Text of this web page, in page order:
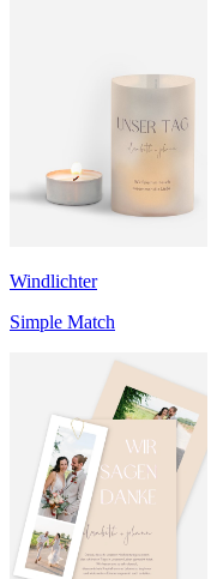
Windlichter
Simple Match